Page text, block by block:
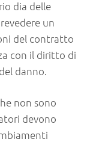
dia delle
un
del contratto
con il diritto di
danno.
non sono
devono